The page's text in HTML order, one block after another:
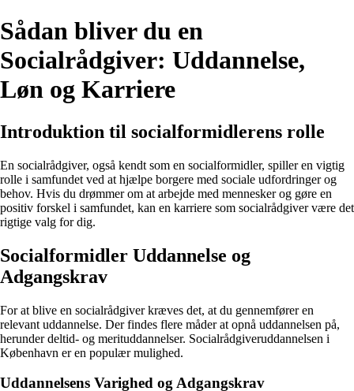
Sådan bliver du en
Socialrådgiver: Uddannelse,
Løn og Karriere
Introduktion til socialformidlerens rolle
En socialrådgiver, også kendt som en socialformidler, spiller en vigtig
rolle i samfundet ved at hjælpe borgere med sociale udfordringer og
behov. Hvis du drømmer om at arbejde med mennesker og gøre en
positiv forskel i samfundet, kan en karriere som socialrådgiver være det
rigtige valg for dig.
Socialformidler Uddannelse og
Adgangskrav
For at blive en socialrådgiver kræves det, at du gennemfører en
relevant uddannelse. Der findes flere måder at opnå uddannelsen på,
herunder deltid- og merituddannelser. Socialrådgiveruddannelsen i
København er en populær mulighed.
Uddannelsens Varighed og Adgangskrav